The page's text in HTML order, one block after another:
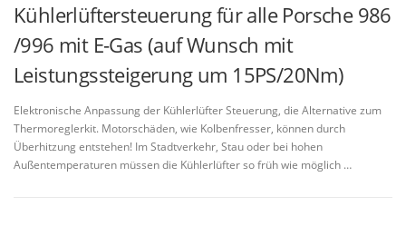
Kühlerlüftersteuerung für alle Porsche 986
/996 mit E-Gas (auf Wunsch mit
Leistungssteigerung um 15PS/20Nm)
Elektronische Anpassung der Kühlerlüfter Steuerung, die Alternative zum
Thermoreglerkit. Motorschäden, wie Kolbenfresser, können durch
Überhitzung entstehen! Im Stadtverkehr, Stau oder bei hohen
Außentemperaturen müssen die Kühlerlüfter so früh wie möglich …